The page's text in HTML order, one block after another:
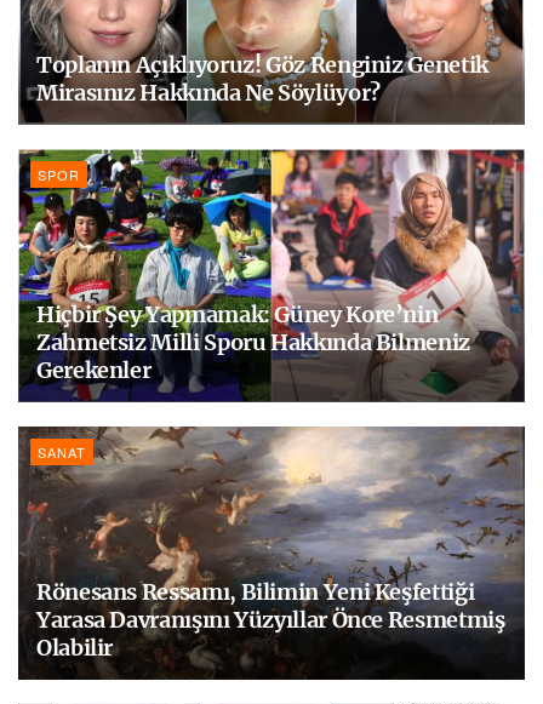
Toplanın Açıklıyoruz! Göz Renginiz Genetik
Mirasınız Hakkında Ne Söylüyor?
SPOR
Hiçbir Şey Yapmamak: Güney Kore’nin
Zahmetsiz Milli Sporu Hakkında Bilmeniz
Gerekenler
SANAT
Rönesans Ressamı, Bilimin Yeni Keşfettiği
Yarasa Davranışını Yüzyıllar Önce Resmetmiş
Olabilir